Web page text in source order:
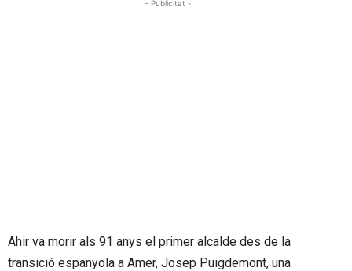
- Publicitat -
Ahir va morir als 91 anys el primer alcalde des de la
transició espanyola a Amer, Josep Puigdemont, una